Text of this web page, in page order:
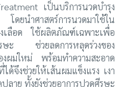
เป็นบริการนวดบำรุง
ยนำศาสตร์การนวดมาใช้ใน
งเลือด ใช้ผลิตภัณฑ์เฉพาะเพื่อ
รษะ ช่วยลดการหลุดร่วงของ
งผมใหม่ พร้อมทำความสะอาด
ด้จึงช่วยให้เส้นผมแข็งแรง เงา
ลาย ทั้งยังช่วยอาการปวดศีรษะ